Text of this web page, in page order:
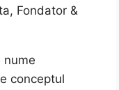
Fondator &
nume
conceptul